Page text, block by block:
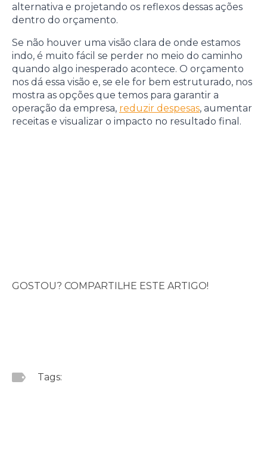
alternativa e projetando os reflexos dessas ações
dentro do orçamento.
Se não houver uma visão clara de onde estamos
indo, é muito fácil se perder no meio do caminho
quando algo inesperado acontece. O orçamento
nos dá essa visão e, se ele for bem estruturado, nos
mostra as opções que temos para garantir a
operação da empresa, reduzir despesas, aumentar
receitas e visualizar o impacto no resultado final.
GOSTOU? COMPARTILHE ESTE ARTIGO!
Tags: